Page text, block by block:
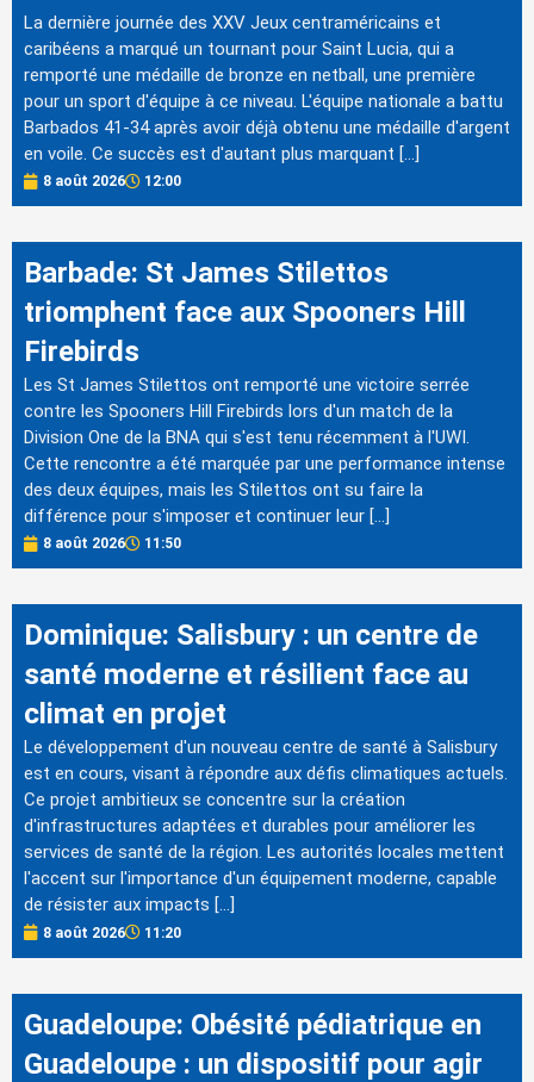
La dernière journée des XXV Jeux centraméricains et
caribéens a marqué un tournant pour Saint Lucia, qui a
remporté une médaille de bronze en netball, une première
pour un sport d'équipe à ce niveau. L'équipe nationale a battu
Barbados 41-34 après avoir déjà obtenu une médaille d'argent
en voile. Ce succès est d'autant plus marquant […]
8 août 2026 12:00
Barbade: St James Stilettos
triomphent face aux Spooners Hill
Firebirds
Les St James Stilettos ont remporté une victoire serrée
contre les Spooners Hill Firebirds lors d'un match de la
Division One de la BNA qui s'est tenu récemment à l'UWI.
Cette rencontre a été marquée par une performance intense
des deux équipes, mais les Stilettos ont su faire la
différence pour s'imposer et continuer leur […]
8 août 2026 11:50
Dominique: Salisbury : un centre de
santé moderne et résilient face au
climat en projet
Le développement d'un nouveau centre de santé à Salisbury
est en cours, visant à répondre aux défis climatiques actuels.
Ce projet ambitieux se concentre sur la création
d'infrastructures adaptées et durables pour améliorer les
services de santé de la région. Les autorités locales mettent
l'accent sur l'importance d'un équipement moderne, capable
de résister aux impacts […]
8 août 2026 11:20
Guadeloupe: Obésité pédiatrique en
Guadeloupe : un dispositif pour agir